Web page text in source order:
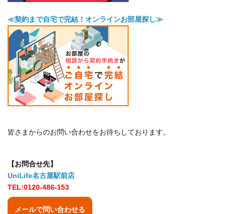
≪契約まで自宅で完結！オンラインお部屋探し≫
皆さまからのお問い合わせをお待ちしております。
【お問合せ先】
UniLife名古屋駅前店
TEL:0120-486-153
メールで問い合わせる